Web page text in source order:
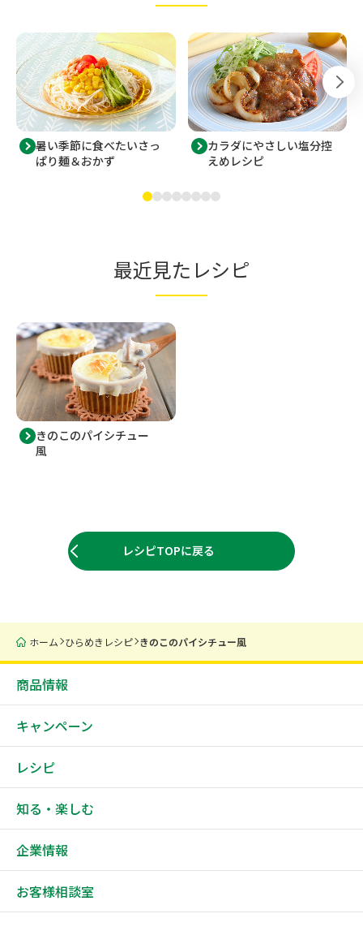
暑い季節に食べたいさっ
ぱり麺＆おかず
カラダにやさしい塩分控
えめレシピ
最近見たレシピ
きのこのパイシチュー
風
レシピTOPに戻る
ホーム ひらめきレシピ きのこのパイシチュー風
商品情報
キャンペーン
レシピ
知る・楽しむ
企業情報
お客様相談室